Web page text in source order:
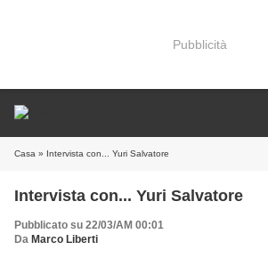
Pubblicità
Casa » Intervista con... Yuri Salvatore
Intervista con... Yuri Salvatore
Pubblicato su 22/03/AM 00:01
Da Marco Liberti